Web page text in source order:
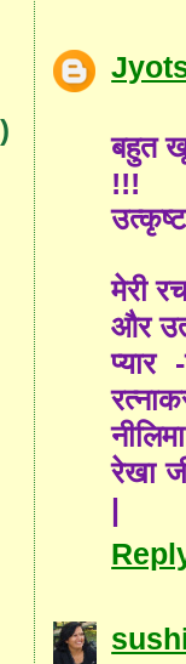
बहुत
!!!
मेरी
और
प्यार
रेखा
|